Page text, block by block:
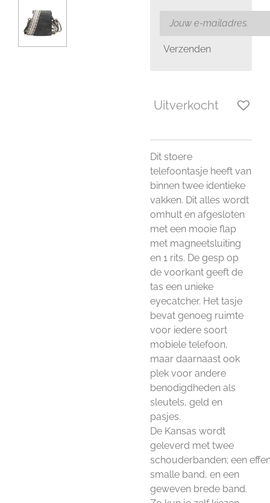
Verzenden
Uitverkocht
Dit stoere
telefoontasje heeft van
binnen twee identieke
vakken. Dit alles wordt
omhult en afgesloten
met een mooie flap
met magneetsluiting
en 1 rits. De gesp op
de voorkant geeft de
tas een unieke
eyecatcher. Het tasje
bevat genoeg ruimte
voor iedere soort
mobiele telefoon,
maar daarnaast ook
plek voor andere
benodigdheden als
sleutels, geld en
pasjes.
De Kansas wordt
geleverd met twee
schouderbanden; een
smalle band, en een
geweven brede band.